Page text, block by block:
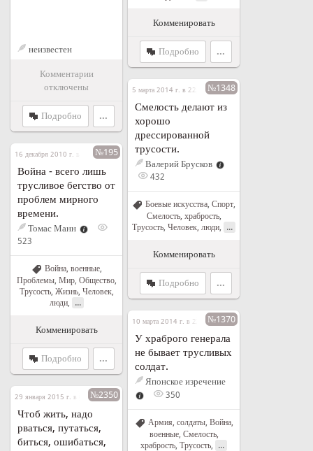
Комменировать
Подробно ...
неизвестен
Комментарии
отключены
Подробно ...
5 марта 2014 г. в 22:05 №1348
Смелость делают из
хорошо
дрессированной
трусости.
Валерий Брусков
432
Боевые искусства, Спорт,
Смелость, храбрость,
Трусость Человек, люди ...
Комменировать
Подробно ...
16 декабря 2010 г. в 16:08№195
Война - всего лишь
трусливое бегство от
проблем мирного
времени.
Томас Манн
523
Война, военные,
Проблемы, Мир, Общество,
Трусость, Жизнь, Человек,
люди, ...
Комменировать
Подробно ...
10 марта 2014 г. в 23:03№1370
У храброго генерала
не бывает трусливых
солдат.
Японское изречение
350
Армия, солдаты, Война,
военные, Смелость,
храбрость Трусость ...
29 января 2015 г. в 01:30№2350
Чтоб жить, надо
рваться, путаться,
биться, ошибаться,